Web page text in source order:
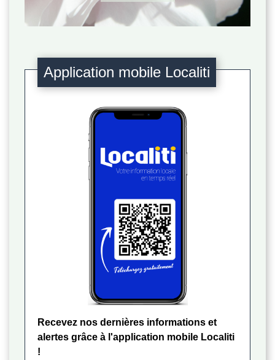
Application mobile Localiti
Recevez nos dernières informations et
alertes grâce à l'application mobile Localiti
!